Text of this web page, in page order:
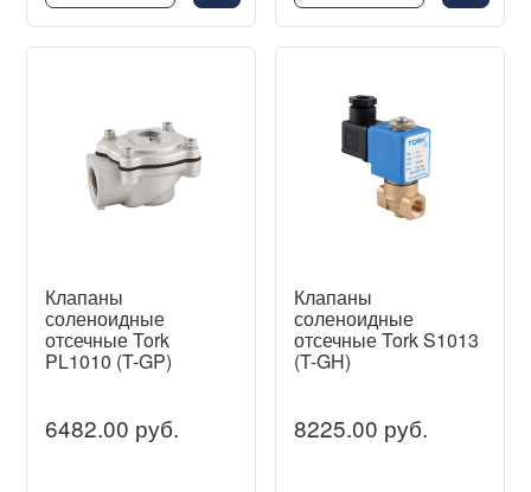
Клапаны
соленоидные
отсечные Tork
PL1010 (T-GP)
6482.00 руб.
Клапаны
соленоидные
отсечные Tork S1013
(T-GH)
8225.00 руб.